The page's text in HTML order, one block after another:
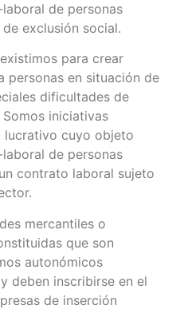
de personas
exclusión social.
para crear
personas en situación de
dificultades de
iniciativas
lucrativo cuyo objeto
de personas
contrato laboral sujeto
mercantiles o
que son
autonómicos
deben inscribirse en el
de inserción